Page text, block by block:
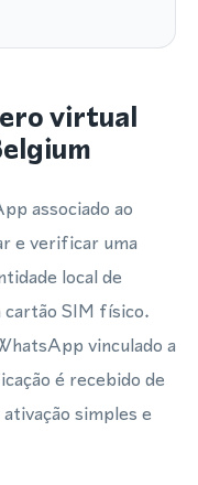
virtual
associado ao
e verificar uma
local de
cartão SIM físico.
vinculado a
é recebido de
simples e